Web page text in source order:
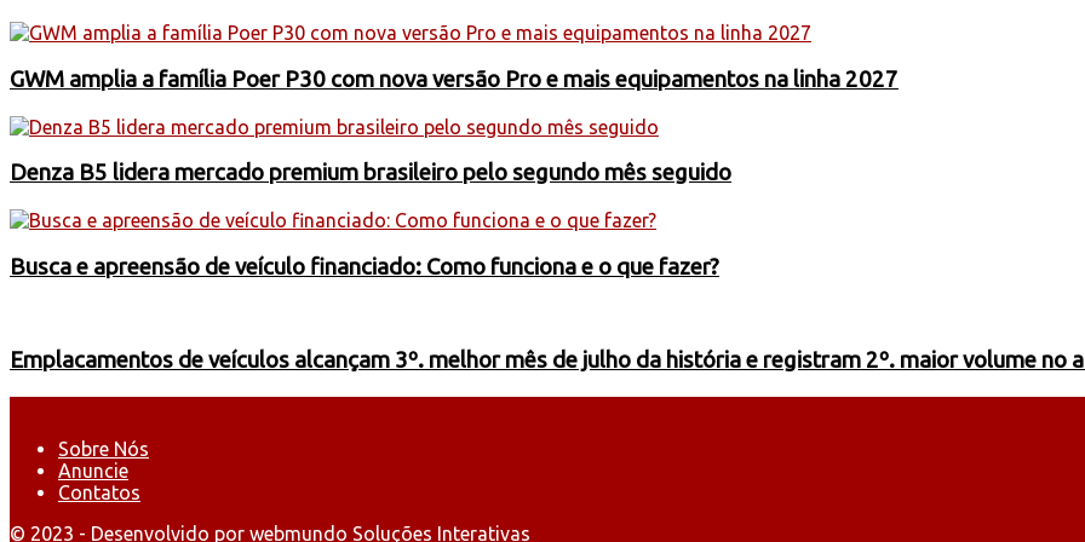
GWM amplia a família Poer P30 com nova versão Pro e mais equipamentos na linha 2027
Denza B5 lidera mercado premium brasileiro pelo segundo mês seguido
Busca e apreensão de veículo financiado: Como funciona e o que fazer?
Emplacamentos de veículos alcançam 3º. melhor mês de julho da história e registram 2º. maior volume no
Sobre Nós
Anuncie
Contatos
© 2023 - Desenvolvido por webmundo Soluções Interativas